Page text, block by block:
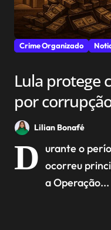
Crime Organizado
Lula protege
por
Lilian Bonafé
D urante o
ocorreu
a Operação...